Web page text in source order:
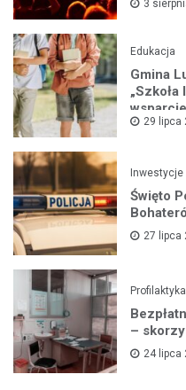
3
Edukacja
Gmina
29 lipca
Inwestycje
Święto
27 lipca
Profilaktyka
–
24 lipca